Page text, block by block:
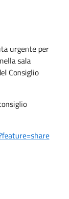
urgente per
sala
Consiglio